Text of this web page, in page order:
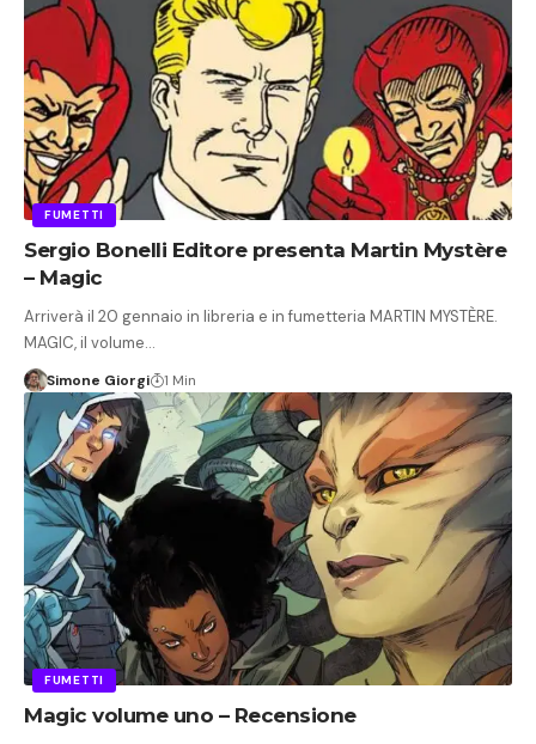
FUMETTI
Sergio Bonelli Editore presenta Martin Mystère
– Magic
Arriverà il 20 gennaio in libreria e in fumetteria MARTIN MYSTÈRE.
MAGIC, il volume…
Simone Giorgi 1 Min
FUMETTI
Magic volume uno – Recensione